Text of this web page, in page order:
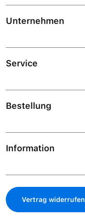
Unternehmen
Service
Bestellung
Information
Vertrag widerrufen